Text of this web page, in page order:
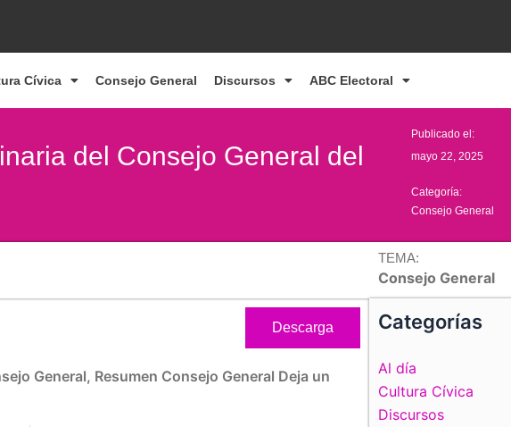
Cívica Consejo General Discursos ABC Electoral
del Consejo General del
Publicado el:
mayo 22, 2025
Categoría:
Consejo General
TEMA:
Consejo General
Descarga
General, Resumen Consejo General Deja un
Categorías
Al día
Cultura Cívica
Discursos